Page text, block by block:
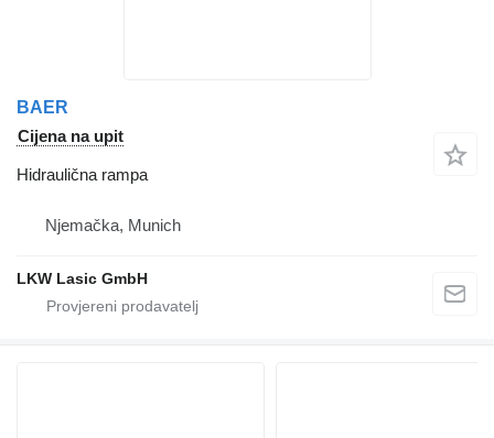
BAER
Cijena na upit
Hidraulična rampa
Njemačka, Munich
LKW Lasic GmbH